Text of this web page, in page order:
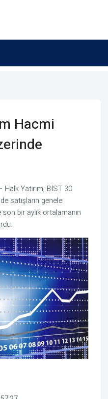
Hacmi
Yatırım, BIST 30
satışların genele
son bir aylık ortalamanın